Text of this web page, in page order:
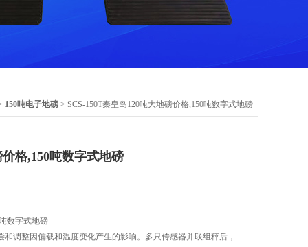
150吨电子地磅 > SCS-150T秦皇岛120吨大地磅价格,150吨数字式地磅
格,150吨数字式地磅
数字式地磅
调整因偏载和温度变化产生的影响。多只传感器并联组秤后，